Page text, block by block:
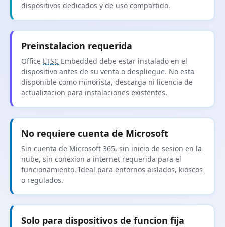
dispositivos dedicados y de uso compartido.
Preinstalacion requerida
Office LTSC Embedded debe estar instalado en el
dispositivo antes de su venta o despliegue. No esta
disponible como minorista, descarga ni licencia de
actualizacion para instalaciones existentes.
No requiere cuenta de Microsoft
Sin cuenta de Microsoft 365, sin inicio de sesion en la
nube, sin conexion a internet requerida para el
funcionamiento. Ideal para entornos aislados, kioscos
o regulados.
Solo para dispositivos de funcion fija